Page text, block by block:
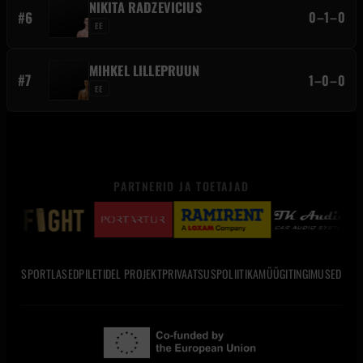
#6 NIKITA RADZEVICIUS
EE 0–1–0
#7 MIHKEL LILLEPRUUN
EE 1–0–0
PARTNERID JA TOETAJAD
SPORTLASEDPILETIDEL PROJEKTPRIVAATSUSPOLIITIKAMÜÜGITINGIMUSED